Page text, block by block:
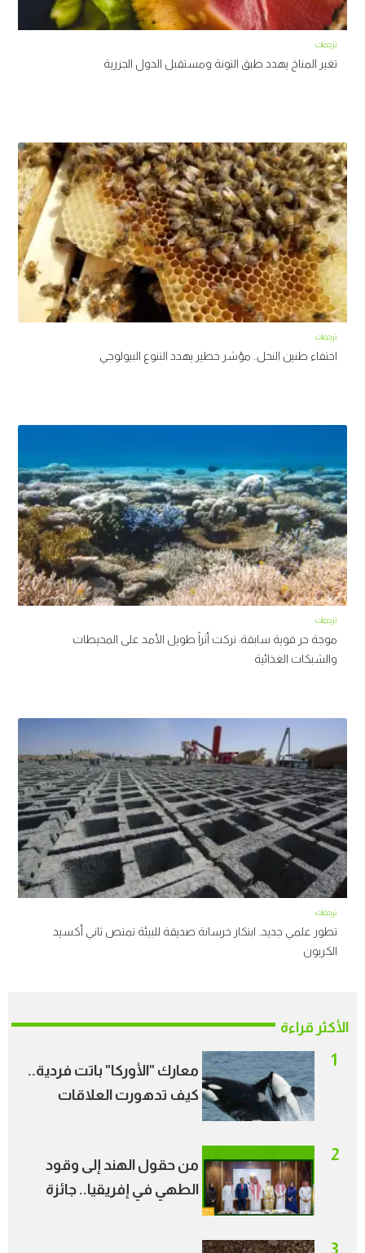
ترجمات
تغير المناخ يهدد طبق التونة ومستقبل الدول الجزرية
ترجمات
اختفاء طنين النحل.. مؤشر خطير يهدد التنوع البيولوجي
ترجمات
موجة حر قوية سابقة: تركت أثراً طويل الأمد على المحيطات
والشبكات الغذائية
ترجمات
تطور علمي جديد.. ابتكار خرسانة صديقة للبيئة تمتص ثاني أكسيد
الكربون
الأكثر قراءة
1
معارك "الأوركا" باتت فردية..
كيف تدهورت العلاقات
2
من حقول الهند إلى وقود
الطهي في إفريقيا.. جائزة
3